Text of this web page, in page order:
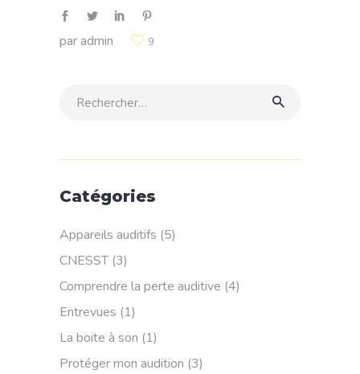
paradmin 9
Rechercher:
Catégories
Appareils auditifs (5)
CNESST (3)
Comprendre la perte auditive (4)
Entrevues (1)
La boite à son (1)
Protéger mon audition (3)